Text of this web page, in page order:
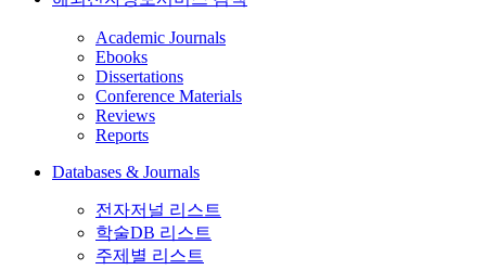
Academic Journals
Ebooks
Dissertations
Conference Materials
Reviews
Reports
Databases & Journals
전자저널 리스트
학술DB 리스트
주제별 리스트